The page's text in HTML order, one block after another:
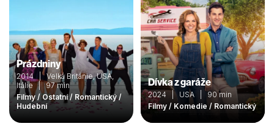
Prázdniny
2014 | Velká Británie, USA,
Itálie | 97 min
Filmy / Ostatní / Romantický /
Hudební
Dívka z garáže
2024 | USA | 90 min
Filmy / Komedie / Romantický